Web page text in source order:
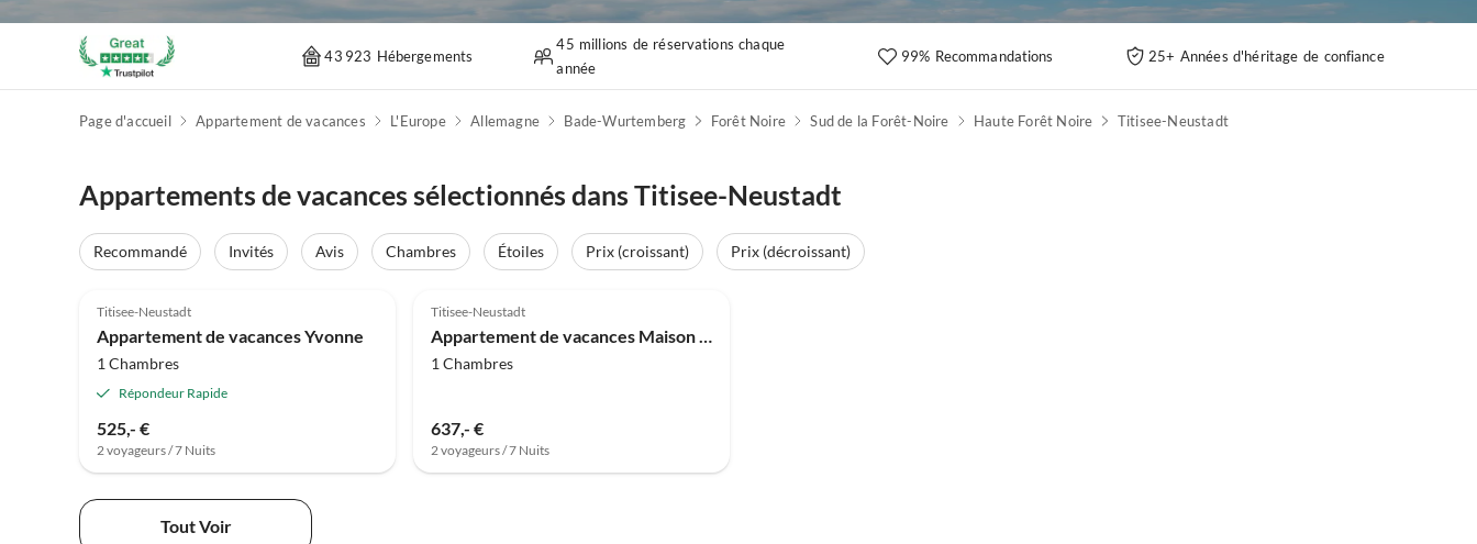
43 923 Hébergements
45 millions de réservations chaque
année
99% Recommandations 25+ Années d'héritage de confiance
Page d'accueil Appartement de vacances L'Europe Allemagne Bade-Wurtemberg Forêt Noire Sud de la Forêt-Noire Haute Forêt Noire Titisee-Neustadt
Appartements de vacances sélectionnés dans Titisee-Neustadt
Recommandé Invités Avis Chambres Étoiles Prix (croissant) Prix (décroissant)
Titisee-Neustadt
Appartement de vacances Yvonne
1 Chambres
Répondeur Rapide
525,- €
2 voyageurs / 7 Nuits
Titisee-Neustadt
Appartement de vacances Maison Hochfirst Appartement 20
1 Chambres
637,- €
2 voyageurs / 7 Nuits
Tout Voir